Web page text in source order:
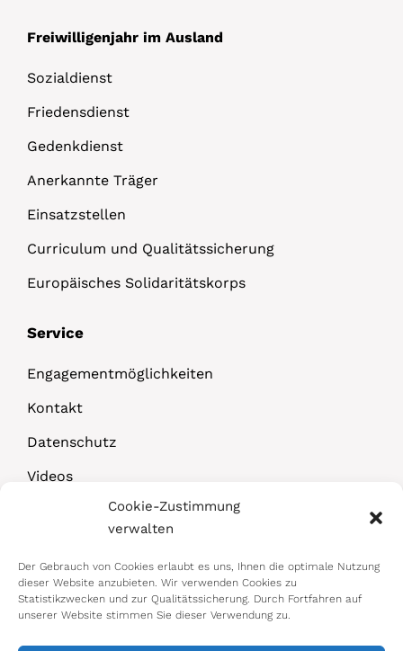
Cookie-Zustimmung
verwalten
Der Gebrauch von Cookies erlaubt es uns, Ihnen die optimale Nutzung
dieser Website anzubieten. Wir verwenden Cookies zu
Statistikzwecken und zur Qualitätssicherung. Durch Fortfahren auf
unserer Website stimmen Sie dieser Verwendung zu.
Freiwilligenjahr im Ausland
Sozialdienst
Friedensdienst
Gedenkdienst
Anerkannte Träger
Einsatzstellen
Curriculum und Qualitätssicherung
Europäisches Solidaritätskorps
Service
Engagementmöglichkeiten
Kontakt
Datenschutz
Videos